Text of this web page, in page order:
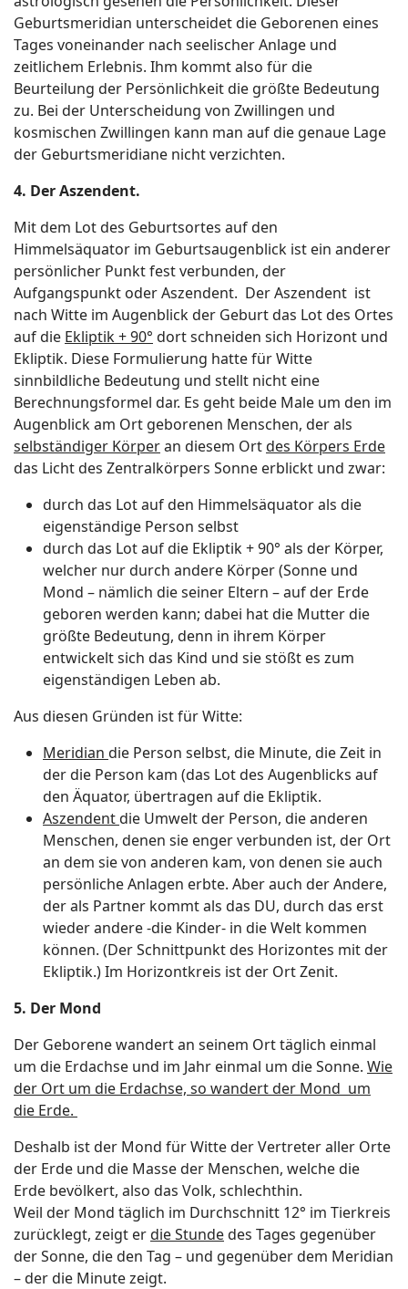
Geburtsmeridian unterscheidet die Geborenen eines
Tages voneinander nach seelischer Anlage und
zeitlichem Erlebnis. Ihm kommt also für die
Beurteilung der Persönlichkeit die größte Bedeutung
zu. Bei der Unterscheidung von Zwillingen und
kosmischen Zwillingen kann man auf die genaue Lage
der Geburtsmeridiane nicht verzichten.
4. Der Aszendent.
Mit dem Lot des Geburtsortes auf den
Himmelsäquator im Geburtsaugenblick ist ein anderer
persönlicher Punkt fest verbunden, der
Aufgangspunkt oder Aszendent. Der Aszendent ist
nach Witte im Augenblick der Geburt das Lot des Ortes
auf die Ekliptik + 90° dort schneiden sich Horizont und
Ekliptik. Diese Formulierung hatte für Witte
sinnbildliche Bedeutung und stellt nicht eine
Berechnungsformel dar. Es geht beide Male um den im
Augenblick am Ort geborenen Menschen, der als
selbständiger Körperan diesem Ortdes Körpers Erde
das Licht des Zentralkörpers Sonne erblickt und zwar:
durch das Lot auf den Himmelsäquator als die
eigenständige Person selbst
durch das Lot auf die Ekliptik + 90° als der Körper,
welcher nur durch andere Körper (Sonne und
Mond – nämlich die seiner Eltern – auf der Erde
geboren werden kann; dabei hat die Mutter die
größte Bedeutung, denn in ihrem Körper
entwickelt sich das Kind und sie stößt es zum
eigenständigen Leben ab.
Aus diesen Gründen ist für Witte:
Meridian die Person selbst, die Minute, die Zeit in
der die Person kam (das Lot des Augenblicks auf
den Äquator, übertragen auf die Ekliptik.
Aszendentdie Umwelt der Person, die anderen
Menschen, denen sie enger verbunden ist, der Ort
an dem sie von anderen kam, von denen sie auch
persönliche Anlagen erbte. Aber auch der Andere,
der als Partner kommt als das DU, durch das erst
wieder andere -die Kinder- in die Welt kommen
können. (Der Schnittpunkt des Horizontes mit der
Ekliptik.) Im Horizontkreis ist der Ort Zenit.
5. Der Mond
Der Geborene wandert an seinem Ort täglich einmal
um die Erdachse und im Jahr einmal um die Sonne. Wie
der Ort um die Erdachse, so wandert der Mond um
die Erde.
Deshalb ist der Mond für Witte der Vertreter aller Orte
der Erde und die Masse der Menschen, welche die
Erde bevölkert, also das Volk, schlechthin.
Weil der Mond täglich im Durchschnitt 12° im Tierkreis
zurücklegt, zeigt erdie Stundedes Tages gegenüber
der Sonne, die den Tag – und gegenüber dem Meridian
– der die Minute zeigt.